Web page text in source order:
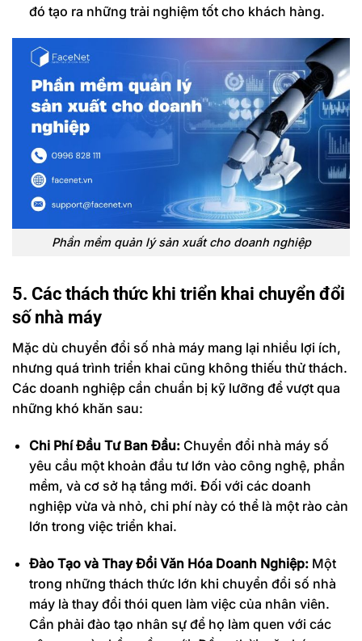
đó tạo ra những trải nghiệm tốt cho khách hàng.
Phần mềm quản lý sản xuất cho doanh nghiệp
5. Các thách thức khi triển khai chuyển đổi
số nhà máy
Mặc dù chuyển đổi số nhà máy mang lại nhiều lợi ích,
nhưng quá trình triển khai cũng không thiếu thử thách.
Các doanh nghiệp cần chuẩn bị kỹ lưỡng để vượt qua
những khó khăn sau:
Chi Phí Đầu Tư Ban Đầu:Chuyển đổi nhà máy số
yêu cầu một khoản đầu tư lớn vào công nghệ, phần
mềm, và cơ sở hạ tầng mới. Đối với các doanh
nghiệp vừa và nhỏ, chi phí này có thể là một rào cản
lớn trong việc triển khai.
Đào Tạo và Thay Đổi Văn Hóa Doanh Nghiệp:Một
trong những thách thức lớn khi chuyển đổi số nhà
máy là thay đổi thói quen làm việc của nhân viên.
Cần phải đào tạo nhân sự để họ làm quen với các